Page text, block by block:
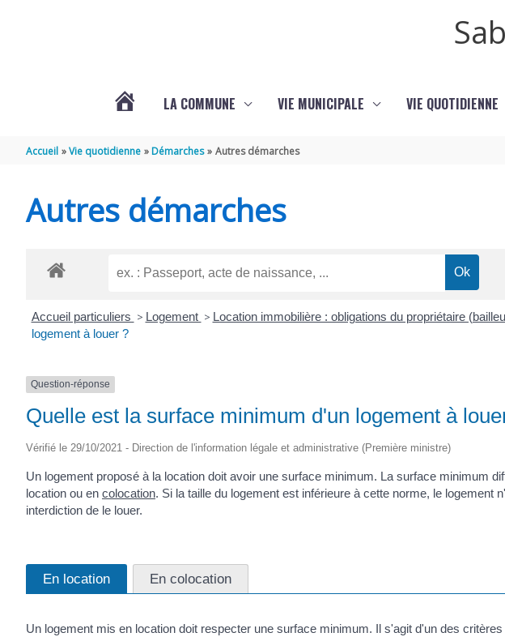
LA COMMUNE VIE MUNICIPALE VIE QUOTIDIENNE
Accueil Vie quotidienne Démarches Autres démarches
Autres démarches
Accueil particuliers > Logement > Location immobilière : obligations du propriétaire
logement à louer ?
Question-réponse
Quelle est la surface minimum d'un logement à
Vérifié le 29/10/2021 - Direction de l'information légale et administrative (Première ministre)
Un logement proposé à la location doit avoir une surface minimum. La surface minimum
location ou en colocation. Si la taille du logement est inférieure à cette norme, le logement
interdiction de le louer.
En location En colocation
Un logement mis en location doit respecter une surface minimum. Il s'agit d'un des critères